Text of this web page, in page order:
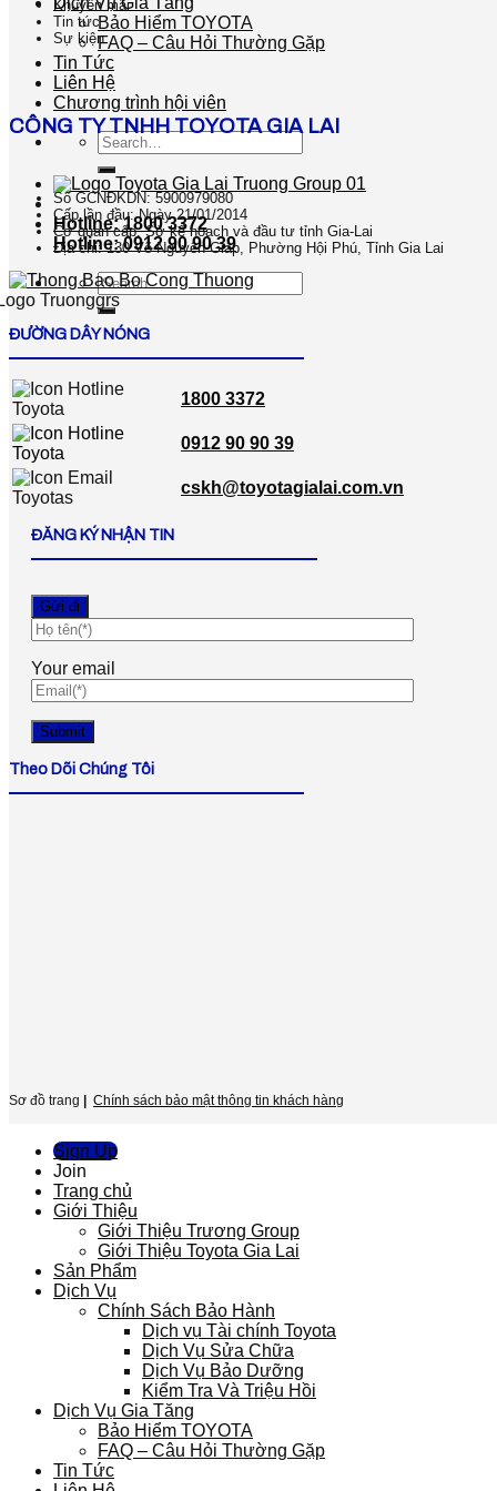
Bảo Hiểm TOYOTA
FAQ – Câu Hỏi Thường Gặp
Tin Tức
Liên Hệ
Chương trình hội viên
Search
for:
Hotline: 1800 3372
Hotline: 0912 90 90 39
Search
for:
Khuyến mãi
Tin tức
Sự kiện
CÔNG TY TNHH TOYOTA GIA LAI
Số GCNĐKDN: 5900979080
Cấp lần đầu: Ngày 21/01/2014
Cơ quan cấp: Sở kế hoạch và đầu tư tỉnh Gia-Lai
Địa chỉ: 130 Võ Nguyên Giáp, Phường Hội Phú, Tỉnh Gia Lai
ĐƯỜNG DÂY NÓNG
1800 3372
0912 90 90 39
cskh@toyotagialai.com.vn
ĐĂNG KÝ NHẬN TIN
Your email
Theo Dõi Chúng Tôi
Sơ đồ trang Chính sách bảo mật thông tin khách hàng
Sign Up
Join
Trang chủ
Giới Thiệu
Giới Thiệu Trương Group
Giới Thiệu Toyota Gia Lai
Sản Phẩm
Dịch Vụ
Chính Sách Bảo Hành
Dịch vụ Tài chính Toyota
Dịch Vụ Sửa Chữa
Dịch Vụ Bảo Dưỡng
Kiểm Tra Và Triệu Hồi
Dịch Vụ Gia Tăng
Bảo Hiểm TOYOTA
FAQ – Câu Hỏi Thường Gặp
Tin Tức